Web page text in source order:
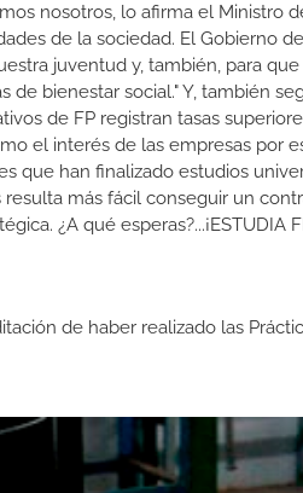
nosotros, lo afirma el Ministro
de la sociedad. El Gobierno
juventud y, también, para
bienestar social." Y, también
de FP registran tasas
el interés de las empresas por
que han finalizado estudios
más fácil conseguir un
¿A qué esperas?...¡ESTUDIA
de haber realizado las